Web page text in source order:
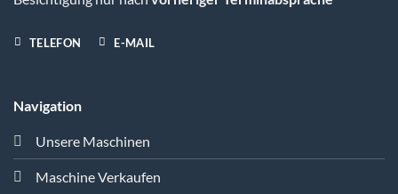
TELEFON E-MAIL
Navigation
Unsere Maschinen
Maschine Verkaufen